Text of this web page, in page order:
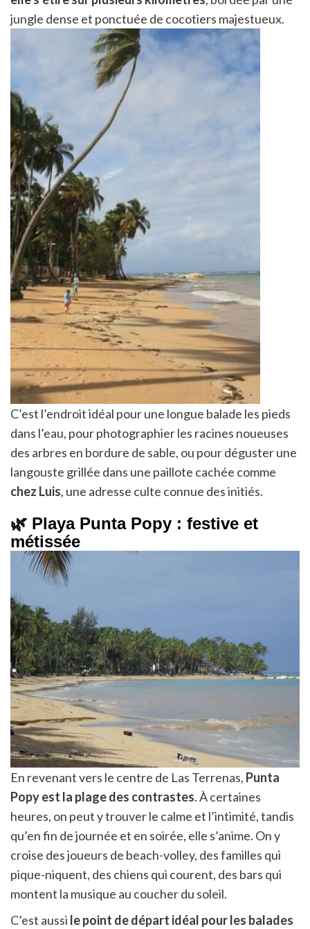
jungle dense et ponctuée de cocotiers majestueux.
C’est l’endroit idéal pour une longue balade les pieds
dans l’eau, pour photographier les racines noueuses
des arbres en bordure de sable, ou pour déguster une
langouste grillée dans une paillote cachée comme
chez Luis, une adresse culte connue des initiés.
🌿 Playa Punta Popy : festive et
métissée
En revenant vers le centre de Las Terrenas, Punta
Popy est la plage des contrastes. À certaines
heures, on peut y trouver le calme et l’intimité, tandis
qu’en fin de journée et en soirée, elle s’anime. On y
croise des joueurs de beach-volley, des familles qui
pique-niquent, des chiens qui courent, des bars qui
montent la musique au coucher du soleil.
C’est aussi le point de départ idéal pour les balades